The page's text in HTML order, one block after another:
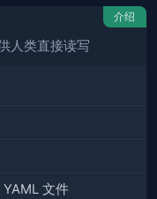
介绍
人类直接读写
文件